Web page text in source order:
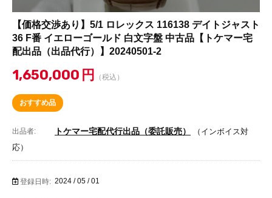
【価格交渉あり】5/1 ロレックス 116138 デイトジャスト
36 F番 イエローゴールド 白文字盤 中古品【トケマー宅
配出品（出品代行）】20240501-2
1,650,000 円 （税込）
おすすめ品
出品者: トケマー宅配代行出品（委託販売）
（インボイス対
応）
登録日時: 2024 / 05 / 01